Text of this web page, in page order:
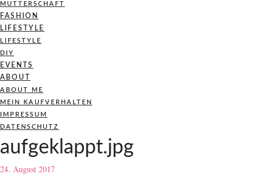
MUTTERSCHAFT
FASHION
LIFESTYLE
LIFESTYLE
DIY
EVENTS
ABOUT
ABOUT ME
MEIN KAUFVERHALTEN
IMPRESSUM
DATENSCHUTZ
aufgeklappt.jpg
24. August 2017